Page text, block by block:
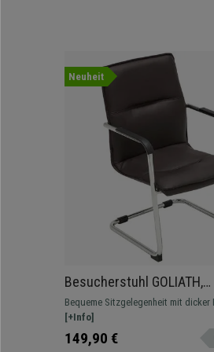
Neuheit
Besucherstuhl GOLIATH,
Metallgestell, dicke
elegantes Design,
braun
Bequeme Sitzgelegenheit mit dicker
hochwertigem Kunstlederbezug.
[+Info]
149,90 €